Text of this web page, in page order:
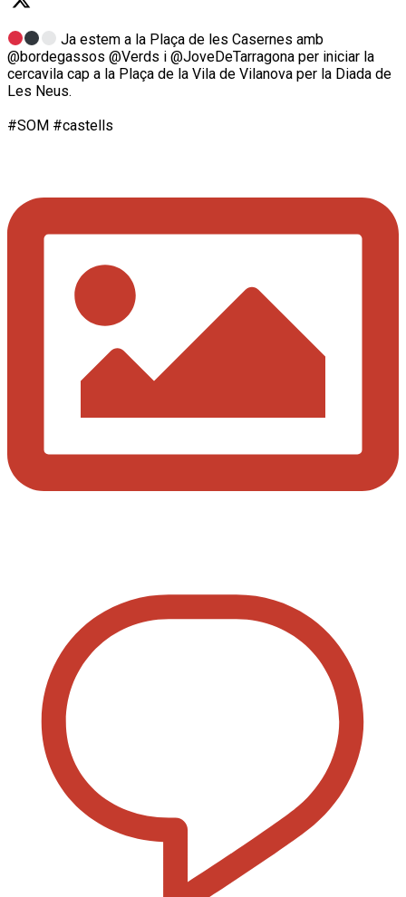
Ja estem a la Plaça de les Casernes amb
@bordegassos @Verds i @JoveDeTarragona per iniciar la
cercavila cap a la Plaça de la Vila de Vilanova per la Diada de
Les Neus.
#SOM #castells